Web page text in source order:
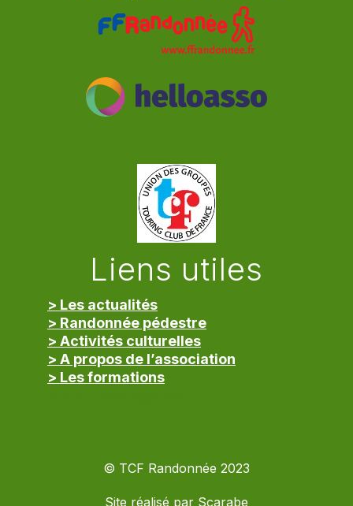
Liens utiles
> Les actualités
> Randonnée pédestre
> Activités culturelles
> A propos de l’association
> Les formations
© TCF Randonnée 2023
Site réalisé par Scarabe